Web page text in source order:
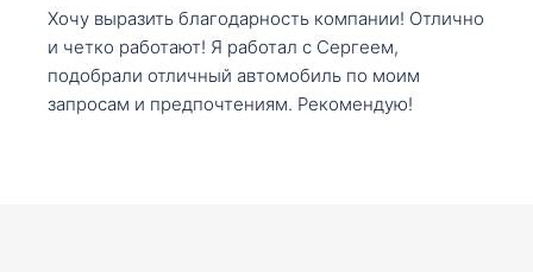
Хочу выразить благодарность компании! Отлично
и четко работают! Я работал с Сергеем,
подобрали отличный автомобиль по моим
запросам и предпочтениям. Рекомендую!